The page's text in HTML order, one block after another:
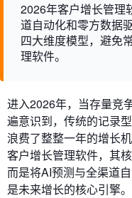
2026年客户增长管理
道自动化和零方数据
四大维度模型，避免
理软件。
进入2026年，当存量竞
遍意识到，传统的记录
浪费了整整一年的增长
客户增长管理软件，其
而是将AI预测与全渠道
是未来增长的核心引擎。